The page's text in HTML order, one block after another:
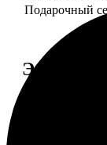
Подарочный
Этапы